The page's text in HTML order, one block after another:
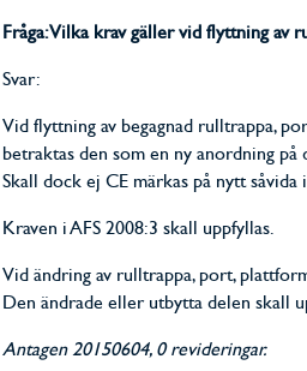
Fråga: Vilka krav gäller vid flyttning av
Svar:
Vid flyttning av begagnad rulltrappa,
betraktas den som en ny anordning
Skall dock ej CE märkas på nytt
Kraven i AFS 2008:3 skall uppfyllas.
Vid ändring av rulltrappa, port,
Den ändrade eller utbytta delen skall
Antagen 20150604, 0 revideringar.